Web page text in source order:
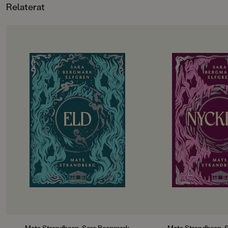
Relaterat
OM BOKEN
De utvalda ska börja andra året på
gymnasiet. Hela sommarlovet har
de hållit andan i väntan på
demonernas nästa drag. Men hotet
kommer från ett håll de aldrig
kunnat förutse. Det blir alltmer
uppenbart att något är väldigt,
väldigt fel i Engelsfors. Det
förflutna vävs ihop med nuet. De
levande möter de döda. De utvalda
knyts allt tätare till varandra och
påminns återigen om att magi inte
kan lindra olycklig kärlek eller laga
OM BOKEN
Det har gått drygt
tragedin i
gympasal. De
att återhämta sig
vänds upp och ner
besvaras.
Lojaliteter prövas.
att rinna ut och till
utvalda bara vara
Allt kommer att